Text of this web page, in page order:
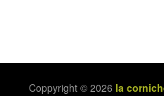
Coppyright © 2026 la